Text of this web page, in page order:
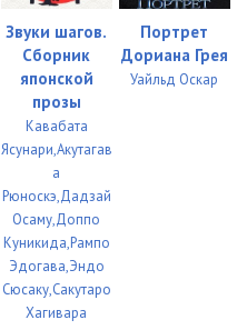
09:29
11:22
Звуки шагов.
Сборник
японской
прозы
Кавабата
Ясунари,Акутагав
а
Рюноскэ,Дадзай
Осаму,Доппо
Куникида,Рампо
Эдогава,Эндо
Сюсаку,Сакутаро
Хагивара
Портрет
Дориана Грея
Уайльд Оскар